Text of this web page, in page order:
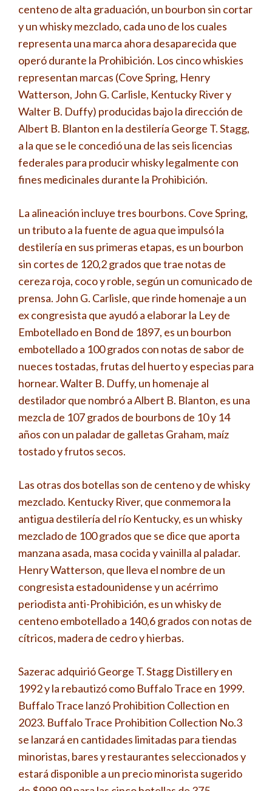
centeno de alta graduación, un bourbon sin cortar
y un whisky mezclado, cada uno de los cuales
representa una marca ahora desaparecida que
operó durante la Prohibición. Los cinco whiskies
representan marcas (Cove Spring, Henry
Watterson, John G. Carlisle, Kentucky River y
Walter B. Duffy) producidas bajo la dirección de
Albert B. Blanton en la destilería George T. Stagg,
a la que se le concedió una de las seis licencias
federales para producir whisky legalmente con
fines medicinales durante la Prohibición.
La alineación incluye tres bourbons. Cove Spring,
un tributo a la fuente de agua que impulsó la
destilería en sus primeras etapas, es un bourbon
sin cortes de 120,2 grados que trae notas de
cereza roja, coco y roble, según un comunicado de
prensa. John G. Carlisle, que rinde homenaje a un
ex congresista que ayudó a elaborar la Ley de
Embotellado en Bond de 1897, es un bourbon
embotellado a 100 grados con notas de sabor de
nueces tostadas, frutas del huerto y especias para
hornear. Walter B. Duffy, un homenaje al
destilador que nombró a Albert B. Blanton, es una
mezcla de 107 grados de bourbons de 10 y 14
años con un paladar de galletas Graham, maíz
tostado y frutos secos.
Las otras dos botellas son de centeno y de whisky
mezclado. Kentucky River, que conmemora la
antigua destilería del río Kentucky, es un whisky
mezclado de 100 grados que se dice que aporta
manzana asada, masa cocida y vainilla al paladar.
Henry Watterson, que lleva el nombre de un
congresista estadounidense y un acérrimo
periodista anti-Prohibición, es un whisky de
centeno embotellado a 140,6 grados con notas de
cítricos, madera de cedro y hierbas.
Sazerac adquirió George T. Stagg Distillery en
1992 y la rebautizó como Buffalo Trace en 1999.
Buffalo Trace lanzó Prohibition Collection en
2023. Buffalo Trace Prohibition Collection No.3
se lanzará en cantidades limitadas para tiendas
minoristas, bares y restaurantes seleccionados y
estará disponible a un precio minorista sugerido